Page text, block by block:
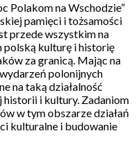
Polakom na Wschodzie”
pamięci i tożsamości
przede wszystkim na
polską kulturę i historię
za granicą. Mając na
polonijnych
na taką działalność
i kultury. Zadaniom
w tym obszarze działań
kulturalne i budowanie